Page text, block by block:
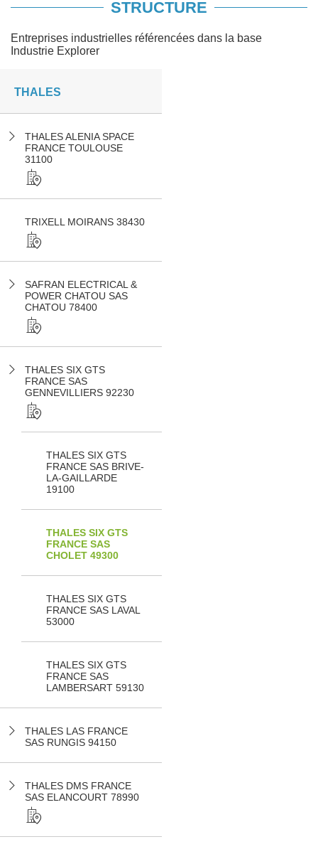
STRUCTURE
Entreprises industrielles référencées dans la base
Industrie Explorer
THALES
THALES ALENIA SPACE
FRANCE TOULOUSE
31100
TRIXELL MOIRANS 38430
SAFRAN ELECTRICAL &
POWER CHATOU SAS
CHATOU 78400
THALES SIX GTS
FRANCE SAS
GENNEVILLIERS 92230
THALES SIX GTS
FRANCE SAS BRIVE-
LA-GAILLARDE
19100
THALES SIX GTS
FRANCE SAS
CHOLET 49300
THALES SIX GTS
FRANCE SAS LAVAL
53000
THALES SIX GTS
FRANCE SAS
LAMBERSART 59130
THALES LAS FRANCE
SAS RUNGIS 94150
THALES DMS FRANCE
SAS ELANCOURT 78990